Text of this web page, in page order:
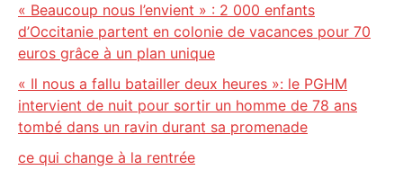
« Beaucoup nous l’envient » : 2 000 enfants
d’Occitanie partent en colonie de vacances pour 70
euros grâce à un plan unique
« Il nous a fallu batailler deux heures »: le PGHM
intervient de nuit pour sortir un homme de 78 ans
tombé dans un ravin durant sa promenade
ce qui change à la rentrée